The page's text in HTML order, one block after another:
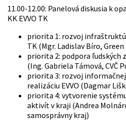
11.00-12.00: Panelová diskusia k
KK EVVO TK
priorita 1: rozvoj
TK (Mgr. Ladislav Bíro,
priorita 2: podpora ľudských
(Ing. Gabriela Támová, CVČ
priorita 3: rozvoj
realizáciu EVVO (Dagmar
priorita 4: vytvorenie
aktivít v kraji (Andrea
samosprávny kraj)